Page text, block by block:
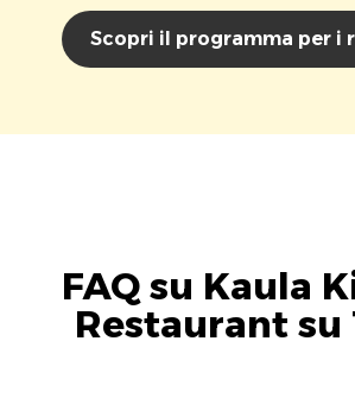
Scopri il programma per i
FAQ su Kaula
Restaurant su